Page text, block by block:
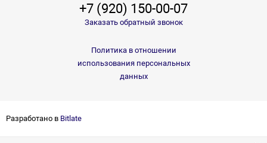
+7 (920) 150-00-07
Заказать обратный звонок
Политика в отношении
использования персональных
данных
Разработано в Bitlate